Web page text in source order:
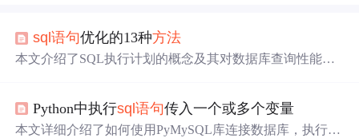
sql语句优化的13种方法
本文介绍了SQL执行计划的概念及其对数据库查询性能的
变量等。
Python中执行sql语句传入一个或多个变量
本文详细介绍了如何使用PyMySQL库连接数据库，执行S